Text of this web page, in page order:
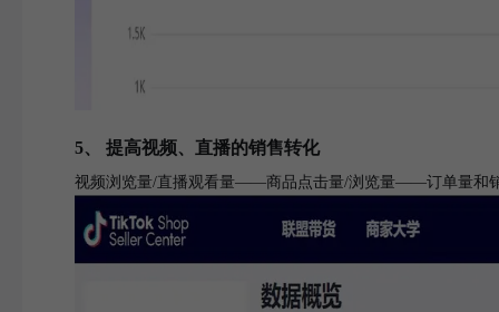
5、 提高视频、直播的销售转化
视频浏览量/直播观看量——商品点击量/浏览量——订单量和